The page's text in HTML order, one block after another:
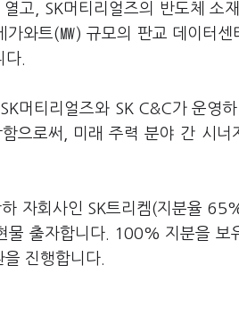
고, SK머티리얼즈의 반도체 소
와트(㎿) 규모의 판교 데이터
.
머티리얼즈와 SK C&C가 운영
으로써, 미래 주력 분야 간 시
자회사인 SK트리켐(지분율
출자합니다. 100% 지분을 보
진행합니다.